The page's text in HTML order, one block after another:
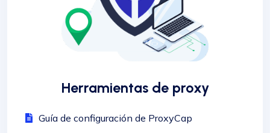
Herramientas de proxy
Guía de configuración de ProxyCap